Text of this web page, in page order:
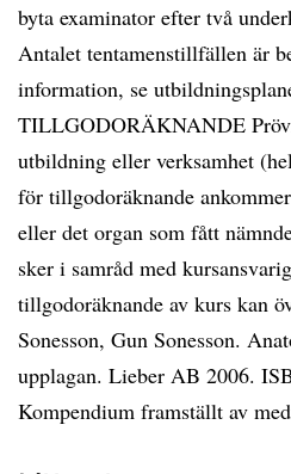
byta examinator efter två
Antalet tentamenstillfällen är
information, se
TILLGODORÄKNANDE
utbildning eller verksamhet
för tillgodoräknande
eller det organ som fått
sker i samråd med
tillgodoräknande av kurs kan
Sonesson, Gun Sonesson.
upplagan. Lieber AB 2006.
Kompendium framställt av